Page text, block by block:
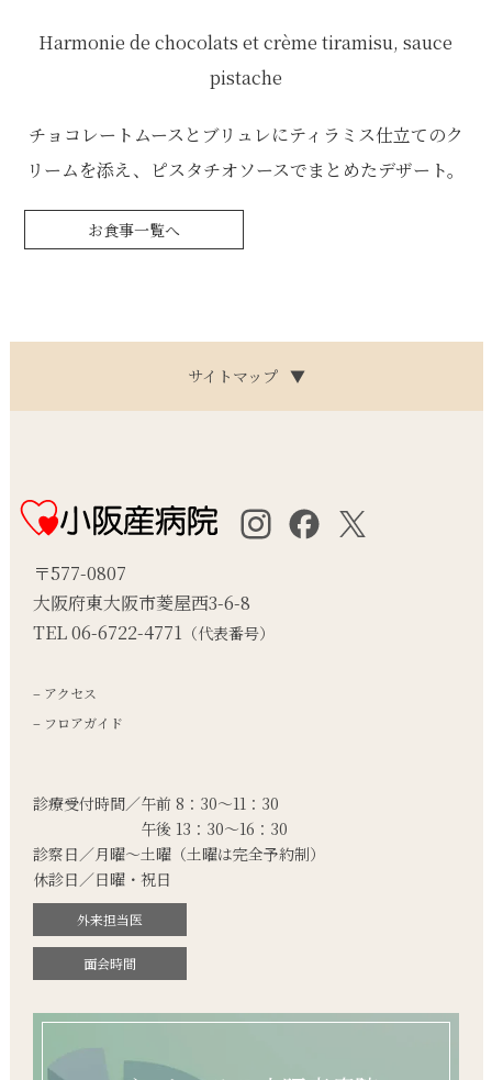
Harmonie de chocolats et crème tiramisu, sauce
pistache
チョコレートムースとブリュレにティラミス仕立てのク
リームを添え、ピスタチオソースでまとめたデザート。
お食事一覧へ
サイトマップ ▼
〒577-0807
大阪府東大阪市菱屋西3-6-8
TEL 06-6722-4771 （代表番号）
– アクセス
– フロアガイド
診療受付時間／午前 8：30～11：30
午後 13：30～16：30
診察日／月曜～土曜 （土曜は完全予約制）
休診日／日曜・祝日
外来担当医
面会時間